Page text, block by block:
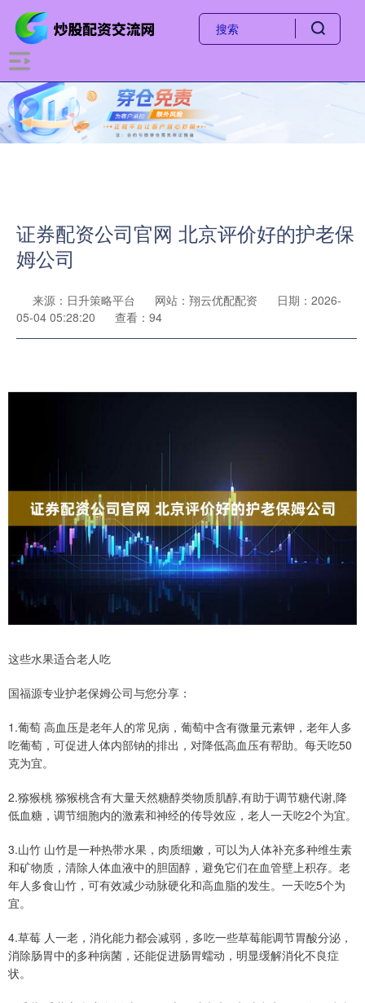
证券配资公司官网 北京评价好的护老保
姆公司
来源：日升策略平台 网站：翔云优配配资
日期：2026-
05-04 05:28:20
查看：94
这些水果适合老人吃
国福源专业护老保姆公司与您分享：
1.葡萄 高血压是老年人的常见病，葡萄中含有微量元素钾，老年人多
吃葡萄，可促进人体内部钠的排出，对降低高血压有帮助。每天吃50
克为宜。
2.猕猴桃 猕猴桃含有大量天然糖醇类物质肌醇,有助于调节糖代谢,降
低血糖，调节细胞内的激素和神经的传导效应，老人一天吃2个为宜。
3.山竹 山竹是一种热带水果，肉质细嫩，可以为人体补充多种维生素
和矿物质，清除人体血液中的胆固醇，避免它们在血管壁上积存。老
年人多食山竹，可有效减少动脉硬化和高血脂的发生。一天吃5个为
宜。
4.草莓 人一老，消化能力都会减弱，多吃一些草莓能调节胃酸分泌，
消除肠胃中的多种病菌，还能促进肠胃蠕动，明显缓解消化不良症
状。